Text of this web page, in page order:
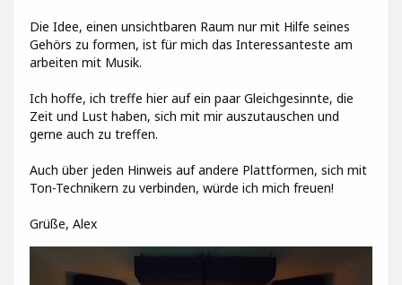
Die Idee, einen unsichtbaren Raum nur mit Hilfe seines
Gehörs zu formen, ist für mich das Interessanteste am
arbeiten mit Musik.
Ich hoffe, ich treffe hier auf ein paar Gleichgesinnte, die
Zeit und Lust haben, sich mit mir auszutauschen und
gerne auch zu treffen.
Auch über jeden Hinweis auf andere Plattformen, sich mit
Ton-Technikern zu verbinden, würde ich mich freuen!
Grüße, Alex